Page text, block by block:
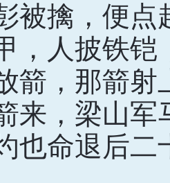
被擒，便点
，人披铁
箭，那箭
来，梁山
也命退后